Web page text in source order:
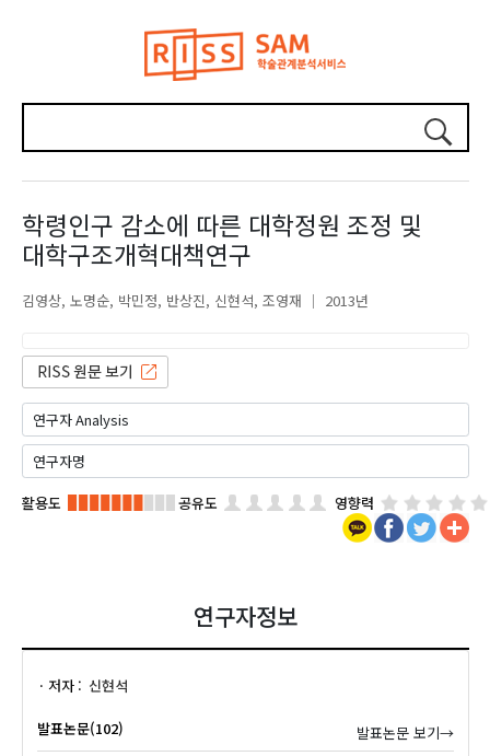
학령인구 감소에 따른 대학정원 조정 및
대학구조개혁대책연구
김영상 노명순 박민정 반상진 신현석 조영재 2013년
활용도 공유도 영향력
연구자정보
저자 신현석
발표논문(102) 발표논문 보기→